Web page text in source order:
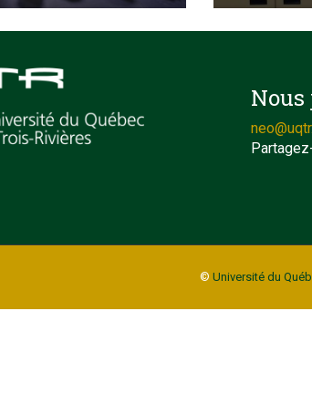
© Université du